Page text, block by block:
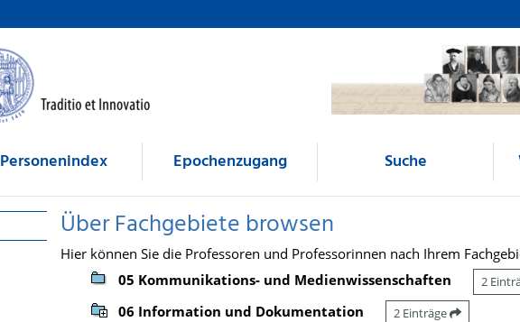
Personenindex Epochenzugang Suche
Über Fachgebiete browsen
Hier können Sie die Professoren und Professorinnen nach Ihrem
05 Kommunikations- und Medienwissenschaften
2
06 Information und Dokumentation 2 Einträge